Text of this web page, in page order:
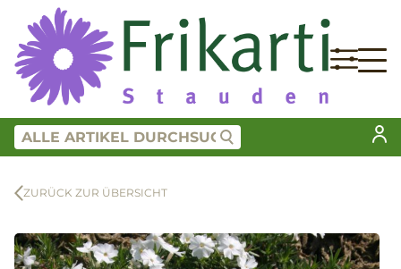
ZURÜCK ZUR ÜBERSICHT